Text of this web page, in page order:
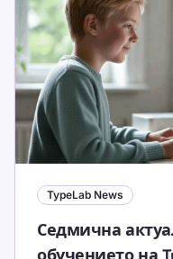
TypeLab News
Седмична